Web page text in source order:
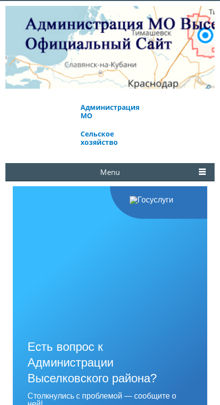
Администрация
МО
Сельское
хозяйство
Menu
Есть вопрос к
Администрации
Выселковского района?
Столкнулись с проблемой — сообщите о